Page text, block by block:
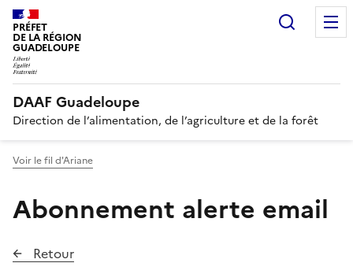
PRÉFET
DE LA RÉGION
GUADELOUPE
DAAF Guadeloupe
Direction de l’alimentation, de l’agriculture et de la forêt
Voir le fil d'Ariane
Abonnement alerte email
Retour